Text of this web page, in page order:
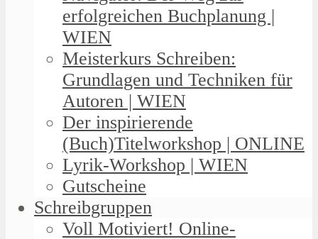
erfolgreichen Buchplanung |
WIEN
Meisterkurs Schreiben:
Grundlagen und Techniken für
Autoren | WIEN
Der inspirierende
(Buch)Titelworkshop | ONLINE
Lyrik-Workshop | WIEN
Gutscheine
Schreibgruppen
Voll Motiviert! Online-